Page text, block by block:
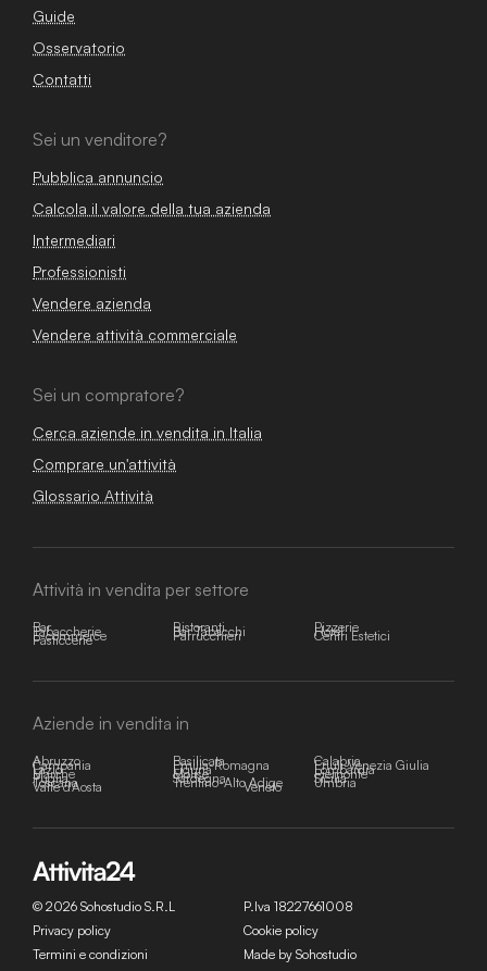
Guide
Osservatorio
Contatti
Sei un venditore?
Pubblica annuncio
Calcola il valore della tua azienda
Intermediari
Professionisti
Vendere azienda
Vendere attività commerciale
Sei un compratore?
Cerca aziende in vendita in Italia
Comprare un'attività
Glossario Attività
Attività in vendita per settore
Bar Ristoranti Pizzerie
Tabaccherie Bar Tabacchi Hotel
E-commerce Parrucchieri Centri Estetici
Pasticcerie
Aziende in vendita in
Abruzzo Basilicata Calabria
Campania Emilia-Romagna Friuli-Venezia Giulia
Lazio Liguria Lombardia
Marche Molise Piemonte
Puglia Sardegna Sicilia
Toscana Trentino-Alto Adige Umbria
Valle d'Aosta Veneto
© 2026 Sohostudio S.R.L
P.Iva 18227661008
Privacy policy
Cookie policy
Termini e condizioni
Made by Sohostudio